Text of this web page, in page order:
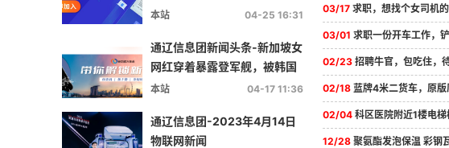
本站 04-25 16:31
通辽信息团新闻头条-新加坡女
网红穿着暴露登军舰，被韩国
驱逐出境！曾爆乳直播被警方
本站 04-17 11:36
通辽信息团-2023年4月14日
物联网新闻
03/17 求职，想找个女司机的工作，驾龄18年C1证5
03/01 求职一份开车工作，
02/23 招聘牛官，包吃住，待
02/18 蓝牌4米二货车，原版原漆，无事故，不到20万
02/04 科区医院附近1楼电梯
12/28 聚氨酯发泡保温 彩钢